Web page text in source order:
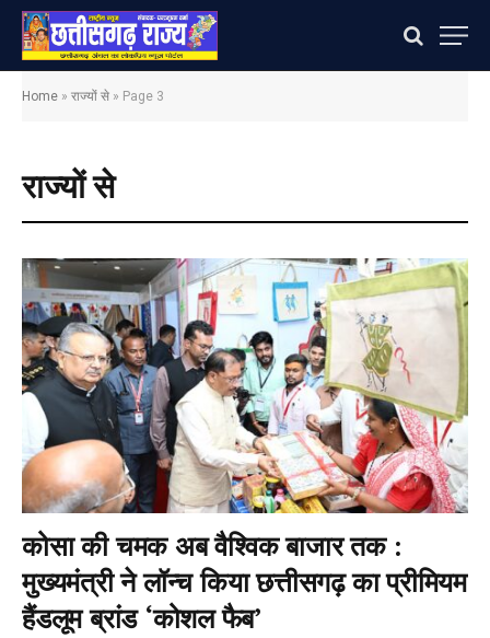
Home » राज्यों से » Page 3
राज्यों से
कोसा की चमक अब वैश्विक बाजार तक :
मुख्यमंत्री ने लॉन्च किया छत्तीसगढ़ का प्रीमियम
हैंडलूम ब्रांड ‘कोशल फैब’